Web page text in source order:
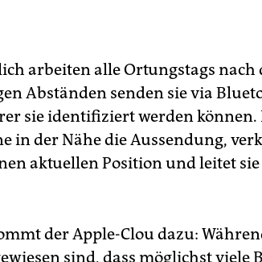
arbeiten alle Ortungstags
Abständen senden sie via
sie identifiziert werden können.
in der Nähe die Aussendung,
aktuellen Position und leitet
der Apple-Clou dazu:
sind, dass möglichst viele